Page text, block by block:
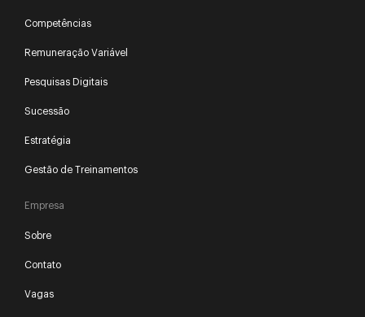
Competências
Remuneração Variável
Pesquisas Digitais
Sucessão
Estratégia
Gestão de Treinamentos
Empresa
Sobre
Contato
Vagas